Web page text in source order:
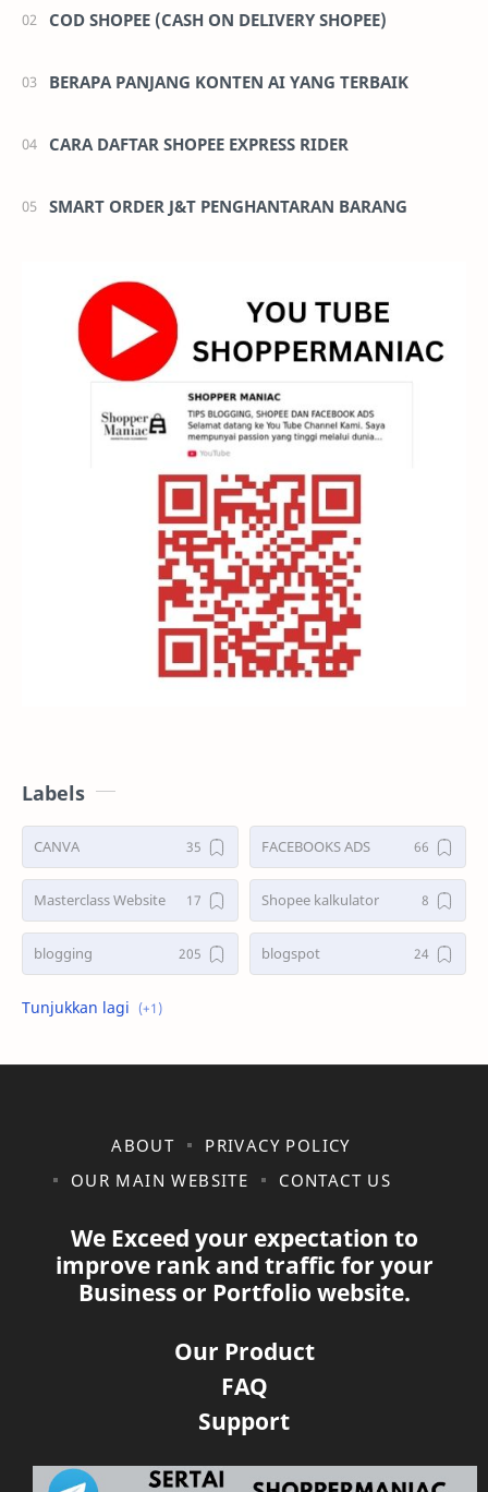
COD SHOPEE (CASH ON DELIVERY SHOPEE)
BERAPA PANJANG KONTEN AI YANG TERBAIK
CARA DAFTAR SHOPEE EXPRESS RIDER
SMART ORDER J&T PENGHANTARAN BARANG
Labels
CANVA FACEBOOKS ADS
Masterclass Website Shopee kalkulator
blogging blogspot
shopee
ABOUT
PRIVACY POLICY
OUR MAIN WEBSITE
CONTACT US
We Exceed your expectation to
improve rank and traffic for your
Business or Portfolio website.
Our Product
FAQ
Support